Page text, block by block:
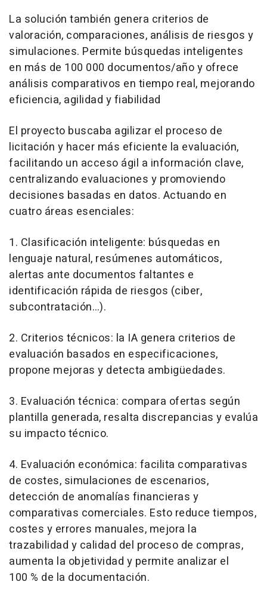
La solución también genera criterios de
valoración, comparaciones, análisis de riesgos y
simulaciones. Permite búsquedas inteligentes
en más de 100 000 documentos/año y ofrece
análisis comparativos en tiempo real, mejorando
eficiencia, agilidad y fiabilidad
El proyecto buscaba agilizar el proceso de
licitación y hacer más eficiente la evaluación,
facilitando un acceso ágil a información clave,
centralizando evaluaciones y promoviendo
decisiones basadas en datos. Actuando en
cuatro áreas esenciales:
1. Clasificación inteligente: búsquedas en
lenguaje natural, resúmenes automáticos,
alertas ante documentos faltantes e
identificación rápida de riesgos (ciber,
subcontratación…).
2. Criterios técnicos: la IA genera criterios de
evaluación basados en especificaciones,
propone mejoras y detecta ambigüedades.
3. Evaluación técnica: compara ofertas según
plantilla generada, resalta discrepancias y evalúa
su impacto técnico.
4. Evaluación económica: facilita comparativas
de costes, simulaciones de escenarios,
detección de anomalías financieras y
comparativas comerciales. Esto reduce tiempos,
costes y errores manuales, mejora la
trazabilidad y calidad del proceso de compras,
aumenta la objetividad y permite analizar el
100 % de la documentación.